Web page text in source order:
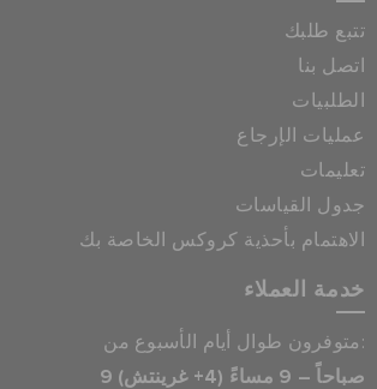
تتبع طلبك
اتصل بنا
الطلبيات
عمليات الإرجاع
تعليمات
جدول القياسات
الاهتمام بأحذية كروكس الخاصة بك
خدمة العملاء
متوفرون طوال أيام الأسبوع من:
9 صباحاً – 9 مساءً (4+ غرينتش)